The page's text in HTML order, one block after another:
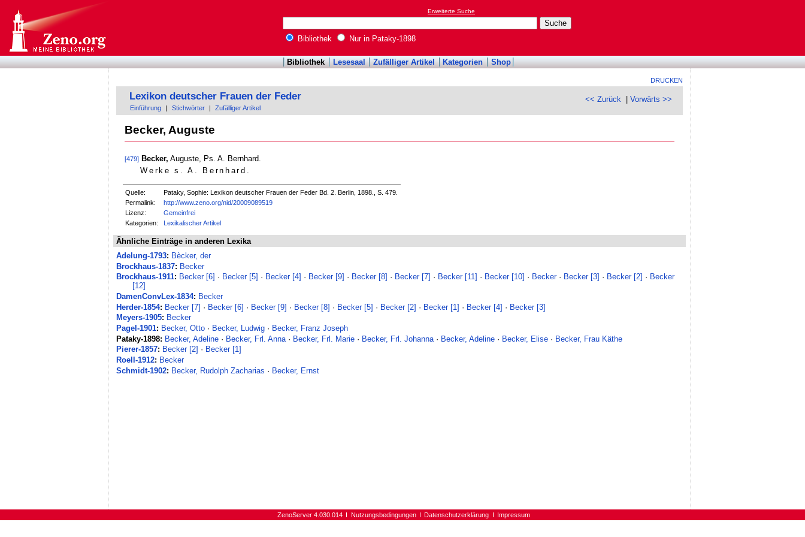
Erweiterte Suche
Bibliothek Nur in Pataky-1898
Bibliothek Lesesaal Zufälliger Artikel Kategorien Shop
DRUCKEN
<< Zurück |Vorwärts >>
Lexikon deutscher Frauen der Feder
Einführung Stichwörter Zufälliger Artikel
Becker, Auguste
[479] Becker, Auguste, Ps. A. Bernhard.
Werke s. A. Bernhard
Quelle:
Pataky, Sophie: Lexikon deutscher Frauen der Feder Bd. 2. Berlin, 1898., S. 479.
Permalink:
http://www.zeno.org/nid/20009089519
Lizenz:
Gemeinfrei
Kategorien:
Lexikalischer Artikel
Ähnliche Einträge in anderen Lexika
Adelung-1793: Bècker, der
Brockhaus-1837: Becker
Brockhaus-1911: Becker [6] · Becker [5] · Becker [4] · Becker [9] · Becker [8] · Becker [7] · Becker [11] · Becker [10] · Becker· Becker [3] · Becker [2] · Becker
[12]
DamenConvLex-1834: Becker
Herder-1854: Becker [7] · Becker [6] · Becker [9] · Becker [8] · Becker [5] · Becker [2] · Becker [1] · Becker [4] · Becker [3]
Meyers-1905: Becker
Pagel-1901: Becker, Otto · Becker, Ludwig · Becker, Franz Joseph
Pataky-1898: Becker, Adeline · Becker, Frl. Anna · Becker, Frl. Marie · Becker, Frl. Johanna · Becker, Adeline · Becker, Elise · Becker, Frau Käthe
Pierer-1857: Becker [2] · Becker [1]
Roell-1912: Becker
Schmidt-1902: Becker, Rudolph Zacharias · Becker, Ernst
ZenoServer 4.030.014 Nutzungsbedingungen Datenschutzerklärung Impressum